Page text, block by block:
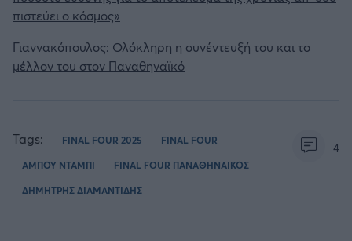
πιστεύει ο κόσμος»
Γιαννακόπουλος: Ολόκληρη η συνέντευξή του και το
μέλλον του στον Παναθηναϊκό
Tags: FINAL FOUR 2025
FINAL FOUR
ΑΜΠΟΥ ΝΤΑΜΠΙ
FINAL FOUR ΠΑΝΑΘΗΝΑΙΚΟΣ
ΔΗΜΗΤΡΗΣ ΔΙΑΜΑΝΤΙΔΗΣ
4